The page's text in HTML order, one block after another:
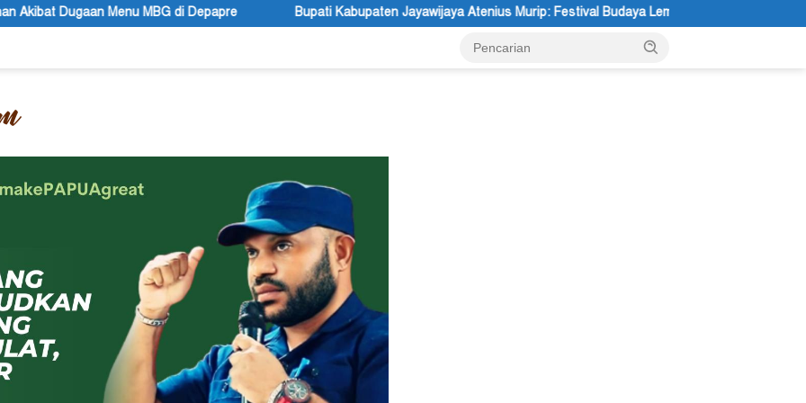
di Depapre Bupati Kabupaten Jayawijaya Atenius Murip: Festival Budaya Lembah Baliem Dongkrak UMKM